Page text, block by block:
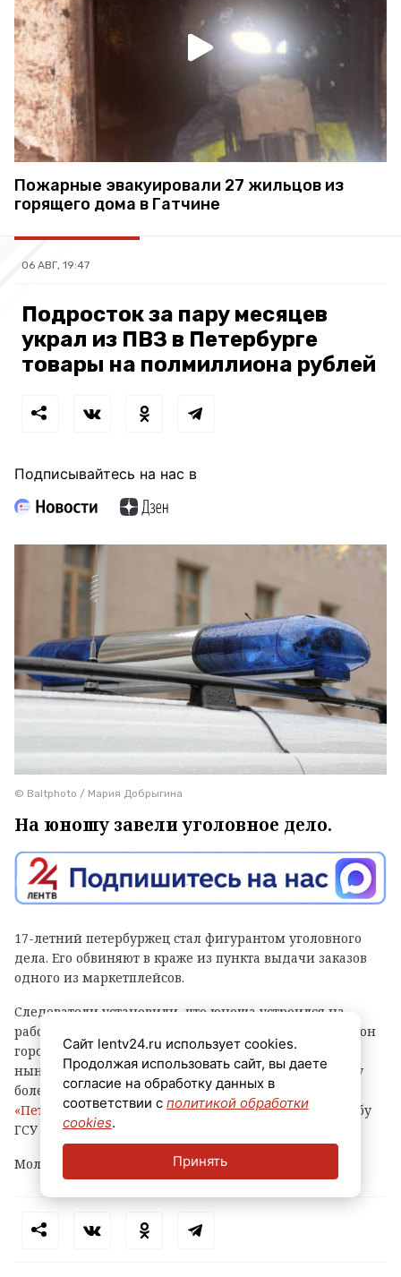
Пожарные эвакуировали 27 жильцов из
горящего дома в Гатчине
06 АВГ, 19:47
Подросток за пару месяцев
украл из ПВЗ в Петербурге
товары на полмиллиона рублей
Подписывайтесь на нас в
© Baltphoto / Мария Добрыгина
На юношу завели уголовное дело.
17-летний петербуржец стал фигурантом уголовного
дела. Его обвиняют в краже из пункта выдачи заказов
одного из маркетплейсов.
Следователи установили, что юноша устроился на
работу в ПВЗ на Софийской улице (Фрунзенский район
города) и с ноября прошлого года по февраль
нынешнего украл оттуда различные вещи и технику
более чем на 500 тысяч рублей, сообщает
«Петербургский дневник»со ссылкой на пресс-службу
ГСУ СКР по городу на Неве.
Молодому человеку уже предъявлено обвинение.
Сайт lentv24.ru использует cookies.
Продолжая использовать сайт, вы даете
согласие на обработку данных в
соответствии с политикой обработки
cookies.
Принять